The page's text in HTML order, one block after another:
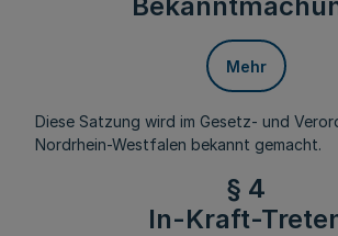
Mehr
Diese Satzung wird im Gesetz- und
Nordrhein-Westfalen bekannt gemacht.
§ 4
In-Kraft-